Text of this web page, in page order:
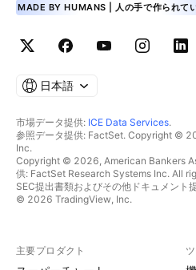
MADE BY HUMANS | 人の手で作られて
日本語
市場データ提供: ICE Data Services.
参照データ提供: FactSet. Copyright ©
Inc.
Copyright © 2026, American Bankers
供: FactSet Research Systems Inc. All
SEC提出書類およびその他ドキュメント
© 2026 TradingView, Inc.
主要プロダクト